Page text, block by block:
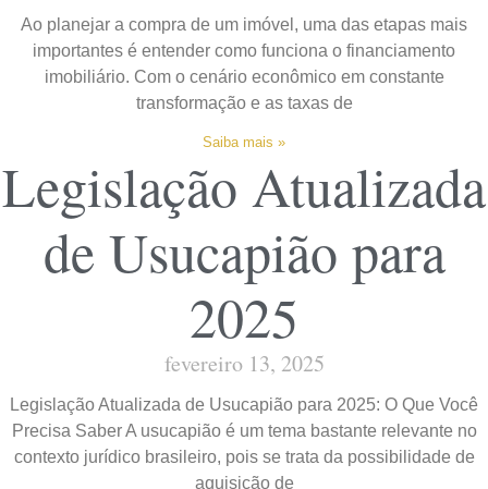
Ao planejar a compra de um imóvel, uma das etapas mais
importantes é entender como funciona o financiamento
imobiliário. Com o cenário econômico em constante
transformação e as taxas de
Saiba mais »
Legislação Atualizada
de Usucapião para
2025
fevereiro 13, 2025
Legislação Atualizada de Usucapião para 2025: O Que Você
Precisa Saber A usucapião é um tema bastante relevante no
contexto jurídico brasileiro, pois se trata da possibilidade de
aquisição de